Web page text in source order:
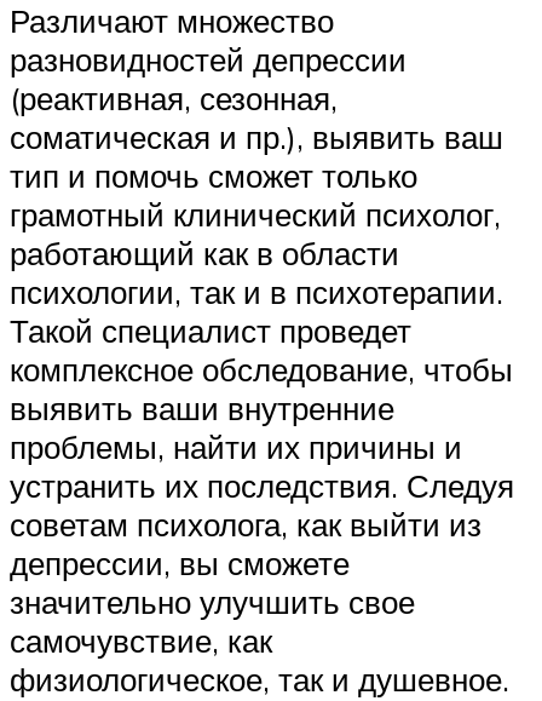
Различают множество
разновидностей депрессии
(реактивная, сезонная,
соматическая и пр.), выявить ваш
тип и помочь сможет только
грамотный клинический психолог,
работающий как в области
психологии, так и в психотерапии.
Такой специалист проведет
комплексное обследование, чтобы
выявить ваши внутренние
проблемы, найти их причины и
устранить их последствия. Следуя
советам психолога, как выйти из
депрессии, вы сможете
значительно улучшить свое
самочувствие, как
физиологическое, так и душевное.